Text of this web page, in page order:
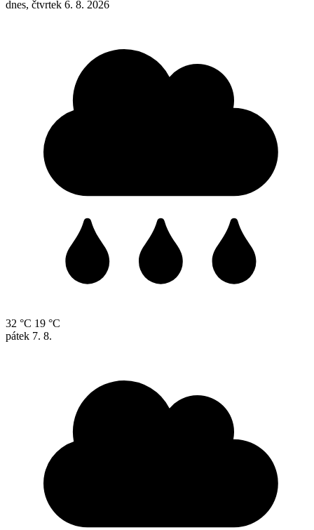
dnes, čtvrtek 6. 8. 2026
32 °C 19 °C
pátek 7. 8.